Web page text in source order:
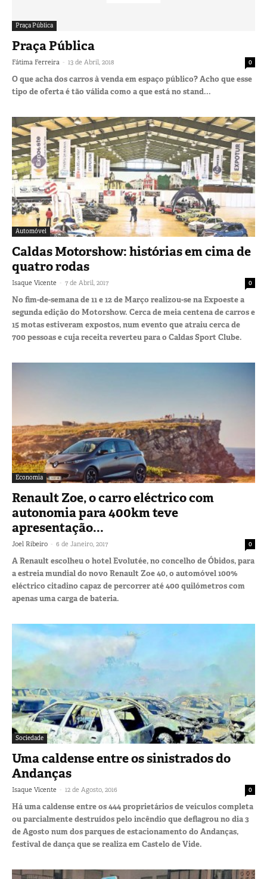
Praça Pública
Praça Pública
Fátima Ferreira - 13 de Abril, 2018 0
O que acha dos carros à venda em espaço público? Acho que esse
tipo de oferta é tão válida como a que está no stand...
Automóvel
Caldas Motorshow: histórias em cima de
quatro rodas
Isaque Vicente - 7 de Abril, 2017 0
No fim-de-semana de 11 e 12 de Março realizou-se na Expoeste a
segunda edição do Motorshow. Cerca de meia centena de carros e
15 motas estiveram expostos, num evento que atraiu cerca de
700 pessoas e cuja receita reverteu para o Caldas Sport Clube.
Economia
Renault Zoe, o carro eléctrico com
autonomia para 400km teve
apresentação...
Joel Ribeiro - 6 de Janeiro, 2017 0
A Renault escolheu o hotel Evolutée, no concelho de Óbidos, para
a estreia mundial do novo Renault Zoe 40, o automóvel 100%
eléctrico citadino capaz de percorrer até 400 quilómetros com
apenas uma carga de bateria.
Sociedade
Uma caldense entre os sinistrados do
Andanças
Isaque Vicente - 12 de Agosto, 2016 0
Há uma caldense entre os 444 proprietários de veículos completa
ou parcialmente destruídos pelo incêndio que deflagrou no dia 3
de Agosto num dos parques de estacionamento do Andanças,
festival de dança que se realiza em Castelo de Vide.